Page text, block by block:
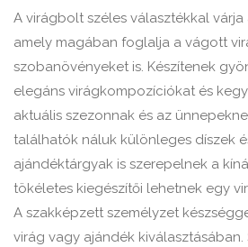
A virágbolt széles választékkal
amely magában foglalja a vágott
szobanövényeket is. Készítenek
elegáns virágkompozíciókat és
aktuális szezonnak és az
találhatók náluk különleges díszek
ajándéktárgyak is szerepelnek a
tökéletes kiegészítői lehetnek egy
A szakképzett személyzet
virág vagy ajándék